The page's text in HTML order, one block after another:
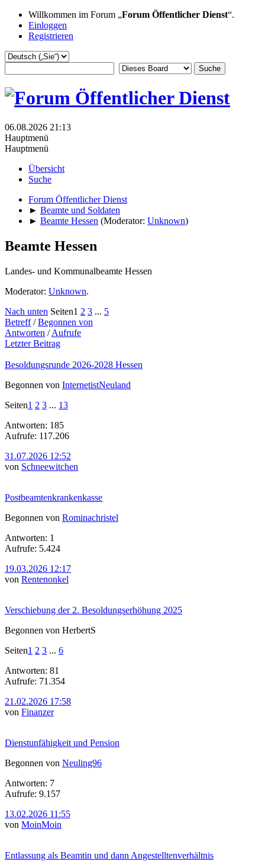
Willkommen im Forum „Forum Öffentlicher Dienst“.
Einloggen
Registrieren
06.08.2026 21:13
Hauptmenü
Hauptmenü
Übersicht
Suche
Forum Öffentlicher Dienst
► Beamte und Soldaten
► Beamte Hessen (Moderator: Unknown)
Beamte Hessen
Landes- und Kommunalbeamte Hessen
Moderator: Unknown.
Nach unten Seiten1 2 3 ... 5
Betreff/Begonnen von
Antworten /Aufrufe
Letzter Beitrag
Besoldungsrunde 2026-2028 Hessen
Begonnen von InternetistNeuland
Seiten1 2 3 ... 13
Antworten: 185
Aufrufe: 117.206
31.07.2026 12:52
von Schneewitchen
Postbeamtenkrankenkasse
Begonnen von Rominachristel
Antworten: 1
Aufrufe: 5.424
19.03.2026 12:17
von Rentenonkel
Verschiebung der 2. Besoldungserhöhung 2025
Begonnen von HerbertS
Seiten1 2 3 ... 6
Antworten: 81
Aufrufe: 71.354
21.02.2026 17:58
von Finanzer
Dienstunfähigkeit und Pension
Begonnen von Neuling96
Antworten: 7
Aufrufe: 9.157
13.02.2026 11:55
von MoinMoin
Entlassung als Beamtin und dann Angestelltenverhältnis